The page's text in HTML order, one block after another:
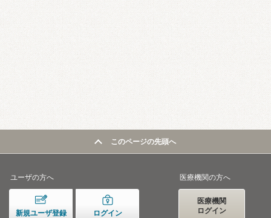
このページの先頭へ
ユーザの方へ
新規ユーザ登録 ログイン
医療機関の方へ
医療機関
ログイン